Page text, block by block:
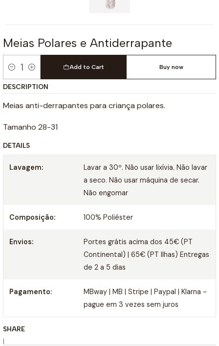
Meias Polares e Antiderrapante
Quantity
Add to Cart Buy now
DESCRIPTION
Meias anti-derrapantes para criança polares.
Tamanho 28-31
DETAILS
Lavagem:
Lavar a 30º. Não usar lixívia. Não lavar
a seco. Não usar máquina de secar.
Não engomar
Composição: 100% Poliéster
Envios:
Portes grátis acima dos 45€ (PT
Continental) | 65€ (PT Ilhas) Entregas
de 2 a 5 dias
Pagamento:
MBway | MB | Stripe | Paypal | Klarna -
pague em 3 vezes sem juros
SHARE
|